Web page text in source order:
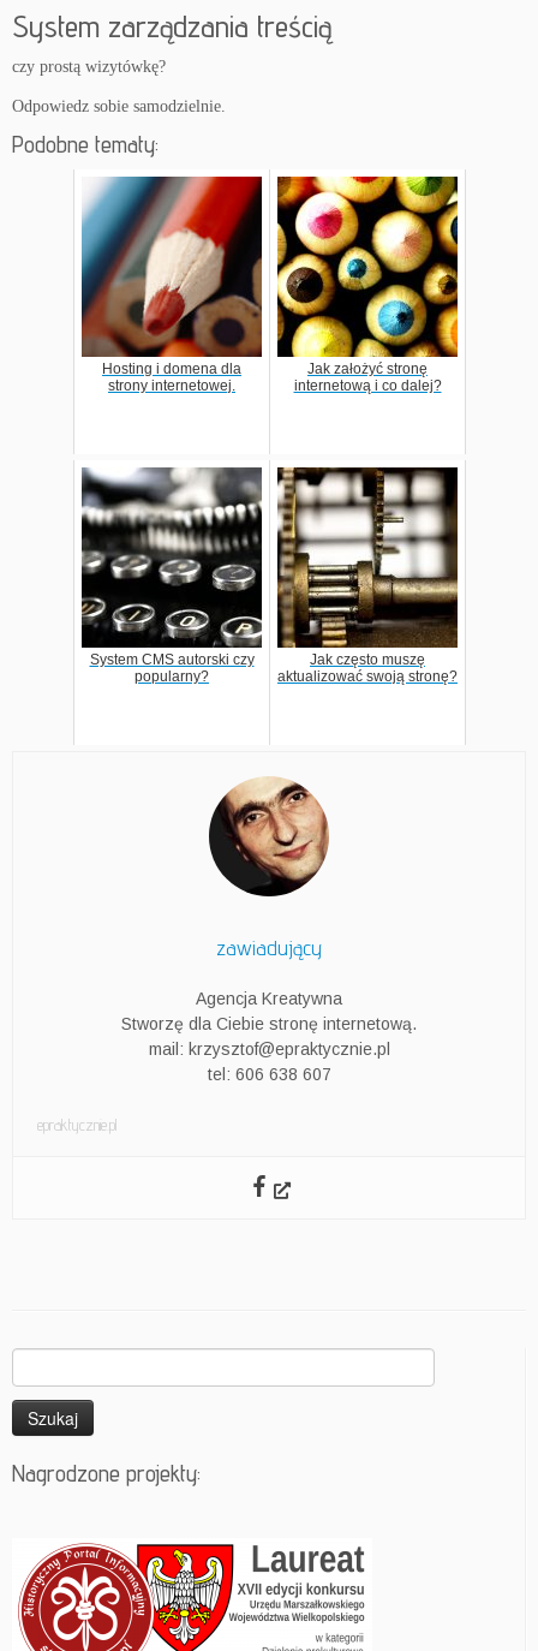
System zarządzania treścią
czy prostą wizytówkę?
Odpowiedz sobie samodzielnie.
Podobne tematy:
Hosting i domena dla
strony internetowej.
Jak założyć stronę
internetową i co dalej?
System CMS autorski czy
popularny?
Jak często muszę
aktualizować swoją stronę?
zawiadujący
Agencja Kreatywna
Stworzę dla Ciebie stronę internetową.
mail: krzysztof@epraktycznie.pl
tel: 606 638 607
epraktycznie.pl
Nagrodzone projekty: